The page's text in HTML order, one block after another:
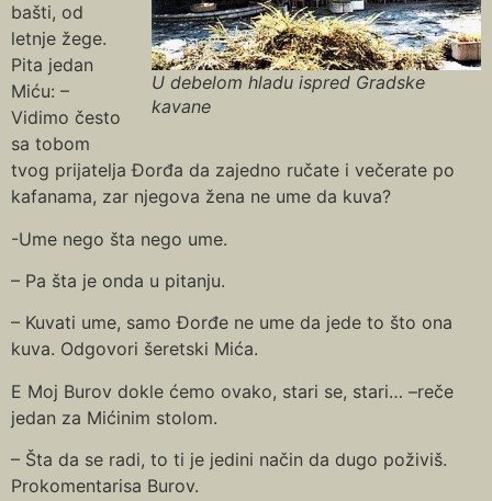
U debelom hladu ispred Gradske
kavane
bašti, od
letnje žege.
Pita jedan
Miću: –
Vidimo često
sa tobom
tvog prijatelja Đorđa da zajedno ručate i večerate po
kafanama, zar njegova žena ne ume da kuva?
-Ume nego šta nego ume.
– Pa šta je onda u pitanju.
– Kuvati ume, samo Đorđe ne ume da jede to što ona
kuva. Odgovori šeretski Mića.
E Moj Burov dokle ćemo ovako, stari se, stari… –reče
jedan za Mićinim stolom.
– Šta da se radi, to ti je jedini način da dugo poživiš.
Prokomentarisa Burov.